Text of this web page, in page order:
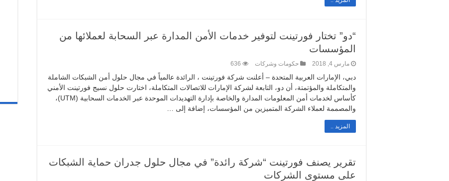
“دو” تختار فورتينت لتوفير خدمات الأمن المدارة عبر السحابة لعملائها من
المؤسسات
مارس 4, 2018 حكومات وشركات 636
دبي، الإمارات العربية المتحدة – أعلنت شركة فورتينت ، الرائدة عالمياً في مجال حلول أمن الشبكات الشاملة
والمتكاملة والمؤتمتة، أن دو، التابعة لشركة الإمارات للاتصالات المتكاملة، اختارت حلول نسيج فورتينت الأمني
كأساس لخدمات أمن المعلومات المدارة والخاصة بإدارة التهديدات الموحدة عبر الخدمات السحابية (UTM)،
والمصممة لعملاء الشركة المتميزين من المؤسسات، إضافة إلى …
المزيد ..
تقرير يصنف فورتينت “شركة رائدة” في مجال حلول جدران حماية الشبكات
على مستوى الشركات